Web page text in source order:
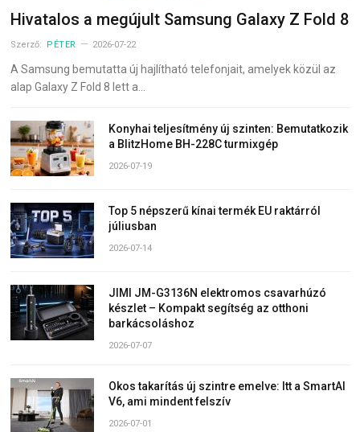
Hivatalos a megújult Samsung Galaxy Z Fold 8
Szerző: PÉTER 2026-07-22
A Samsung bemutatta új hajlítható telefonjait, amelyek közül az
alap Galaxy Z Fold 8 lett a…
Konyhai teljesítmény új szinten: Bemutatkozik
a BlitzHome BH-228C turmixgép
2026-07-19
Top 5 népszerű kínai termék EU raktárról
júliusban
2026-07-14
JIMI JM-G3136N elektromos csavarhúzó
készlet – Kompakt segítség az otthoni
barkácsoláshoz
2026-07-07
Okos takarítás új szintre emelve: Itt a SmartAI
V6, ami mindent felszív
2026-07-01